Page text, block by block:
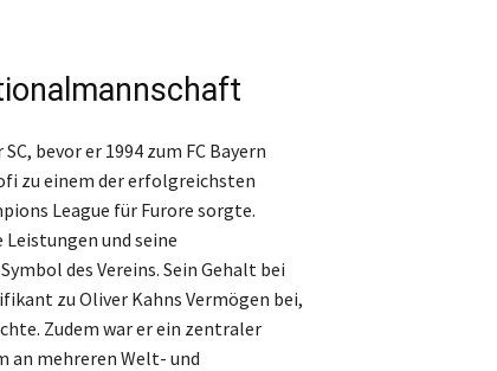
bevor er 1994 zum FC Bayern
zu einem der erfolgreichsten
League für Furore sorgte.
Leistungen und seine
des Vereins. Sein Gehalt bei
zu Oliver Kahns Vermögen bei,
Zudem war er ein zentraler
an mehreren Welt- und